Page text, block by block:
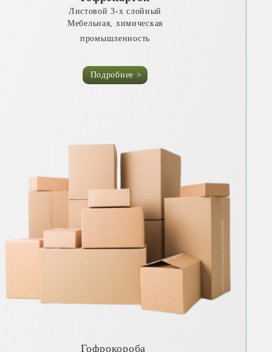
Листовой 3-х слойный
Мебельная, химическая
промышленность
Подробнее >
Гофрокороба